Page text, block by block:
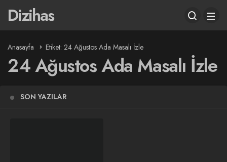
Dizihas
Anasayfa Etiket: 24 Ağustos Ada Masalı İzle
24 Ağustos Ada Masalı İzle
SON YAZILAR